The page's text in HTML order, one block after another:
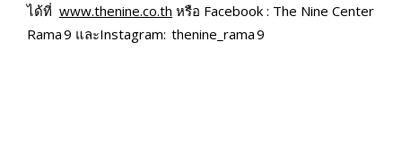
ได้ที่ www.thenine.co.th หรือ Facebook : The Nine Center
Rama 9 และInstagram: thenine_rama 9